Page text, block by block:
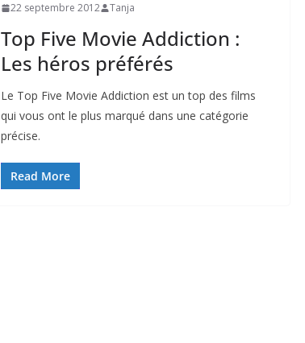
22 septembre 2012 Tanja
Top Five Movie Addiction :
Les héros préférés
Le Top Five Movie Addiction est un top des films
qui vous ont le plus marqué dans une catégorie
précise.
Read More